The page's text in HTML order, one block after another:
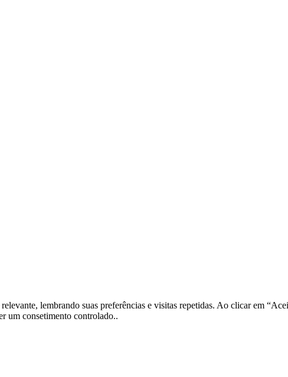
lembrando suas preferências e visitas repetidas. Ao clicar em
um consetimento controlado..